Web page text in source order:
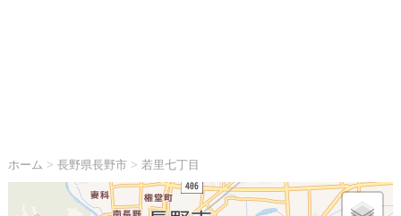
ホーム > 長野県長野市> 若里七丁目